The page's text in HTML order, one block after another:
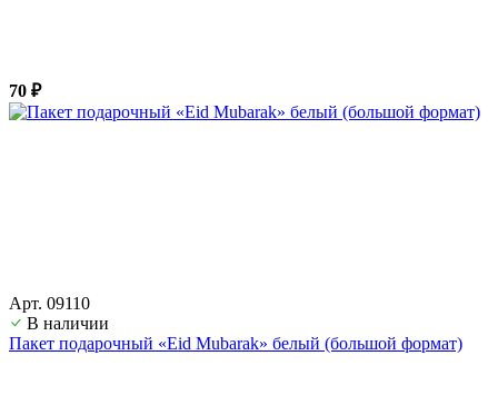
70 ₽
Арт. 09110
В наличии
Пакет подарочный «Eid Mubarak» белый (большой формат)